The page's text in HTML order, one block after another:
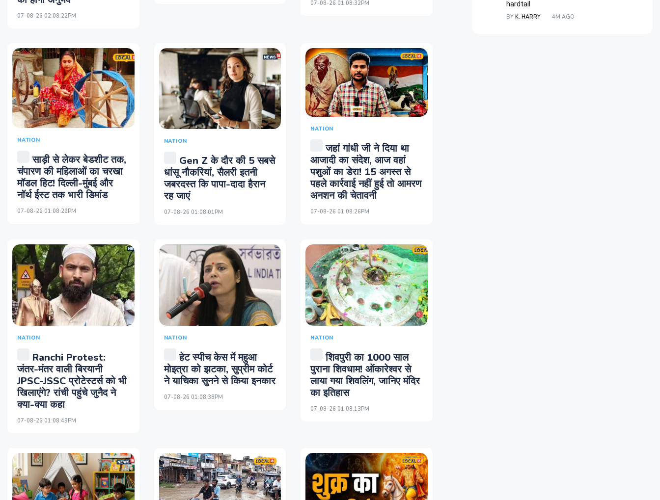
07-08-26 02:08:22PM
07-08-26 01:08:32PM
NATION
साड़ी से लेकर बेडशीट तक,
चंपारण की महिलाओं का चरखा
मॉडल हिट! दिल्ली-मुंबई और
नॉर्थ ईस्ट तक भारी डिमांड
07-08-26 01:08:29PM
NATION
Gen Z के दौर की 5 सबसे
धांसू नौकरियां, सैलरी इतनी
जबरदस्त कि पापा-दादा हैरान
रह जाएं
07-08-26 01:08:01PM
NATION
जहां गांधी जी ने दिया था
आजादी का संदेश, आज वहां
पशुओं का डेरा! 15 अगस्त से
पहले कार्रवाई नहीं हुई तो आमरण
अनशन की चेतावनी
07-08-26 01:08:26PM
NATION
Ranchi Protest:
जंतर-मंतर वाली बिरयानी
JPSC-JSSC प्रोटेस्टर्स को भी
खिलाएंगे? रांची पहुंचे जुनैद ने
क्या-क्या कहा
07-08-26 01:08:49PM
NATION
हेट स्पीच केस में महुआ
मोइत्रा को झटका, सुप्रीम कोर्ट
ने याचिका सुनने से किया इनकार
07-08-26 01:08:38PM
NATION
शिवपुरी का 1000 साल
पुराना शिवधाम! ओंकारेश्वर से
लाया गया शिवलिंग, जानिए मंदिर
का इतिहास
07-08-26 01:08:13PM
hardtail
BY K. HARRY 4M AGO